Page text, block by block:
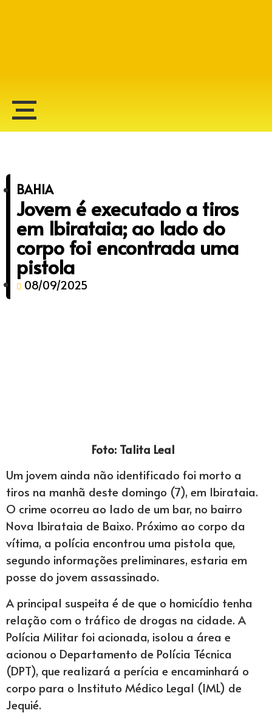
BAHIA
Jovem é executado a tiros
em Ibirataia; ao lado do
corpo foi encontrada uma
pistola
08/09/2025
Foto: Talita Leal
Um jovem ainda não identificado foi morto a
tiros na manhã deste domingo (7), em Ibirataia.
O crime ocorreu ao lado de um bar, no bairro
Nova Ibirataia de Baixo. Próximo ao corpo da
vítima, a polícia encontrou uma pistola que,
segundo informações preliminares, estaria em
posse do jovem assassinado.
A principal suspeita é de que o homicídio tenha
relação com o tráfico de drogas na cidade. A
Polícia Militar foi acionada, isolou a área e
acionou o Departamento de Polícia Técnica
(DPT), que realizará a perícia e encaminhará o
corpo para o Instituto Médico Legal (IML) de
Jequié.